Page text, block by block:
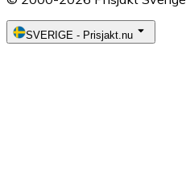
SVERIGE - Prisjakt.nu